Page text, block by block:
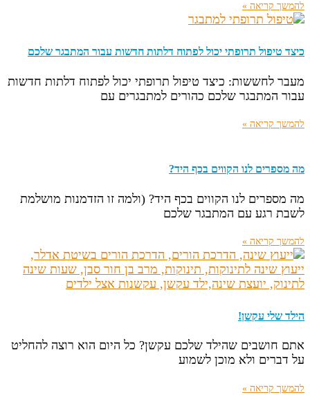
להמשך קריאה »
כיצד טיפול תרופתי יכול לפתוח דלתות חדשות עבור המתבגר שלכם
מעבר לחששות: כיצד טיפול תרופתי יכול לפתוח דלתות חדשות
עבור המתבגר שלכם כהורים למתבגרים עם
להמשך קריאה »
מה מספרים לנו הקווים בכף היד?
מה מספרים לנו הקווים בכף היד? (ולמה זו הזדמנות מושלמת
לשבת רגע עם המתבגר שלכם
להמשך קריאה »
הילד שלי עקשן!
אתם חושבים שהילד שלכם עקשן? כל היום הוא רוצה להחליט
על דברים ולא מוכן לשמוע
להמשך קריאה »